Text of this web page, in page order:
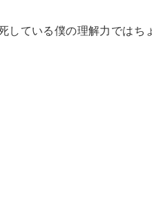
している僕の理解力ではち